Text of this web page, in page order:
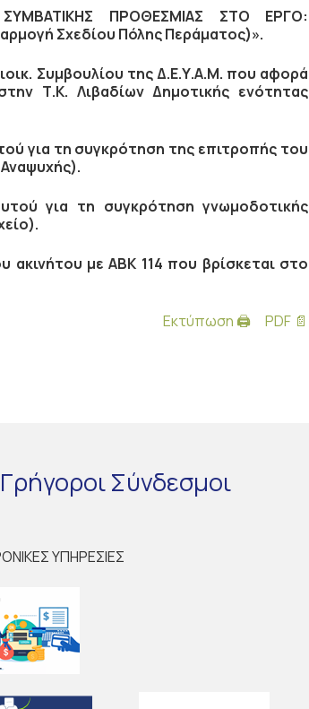
ΠΡΟΘΕΣΜΙΑΣ ΣΤΟ ΕΡΓΟ:
Σχεδίου Πόλης Περάματος)».
Συμβουλίου της Δ.Ε.Υ.Α.Μ. που αφορά
Τ.Κ. Λιβαδίων Δημοτικής ενότητας
για τη συγκρότηση της επιτροπής του
για τη συγκρότηση γνωμοδοτικής
με ΑΒΚ 114 που βρίσκεται στο
Εκτύπωση 🖨
PDF 📄
ΓρήγοροιΣύνδεσμοι
ΥΠΗΡΕΣΙΕΣ